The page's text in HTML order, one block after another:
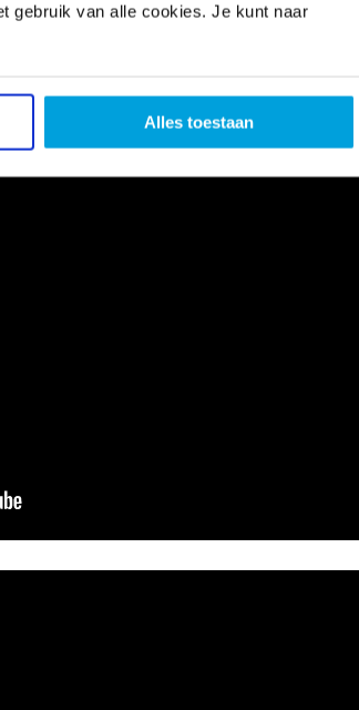
gebruik van alle cookies. Je kunt naar
Alles toestaan
van de 4